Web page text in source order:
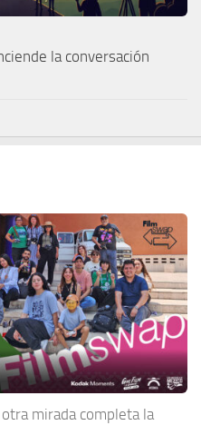
la conversación
mirada completa la